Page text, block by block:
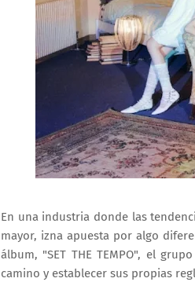
En una industria donde las
mayor, izna apuesta por algo
álbum, "SET THE TEMPO", el
camino y establecer sus propias